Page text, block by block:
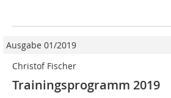
Ausgabe 01/2019
Christof Fischer
Trainingsprogramm 2019